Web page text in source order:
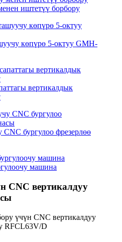
иштетүү борбору
көпүрө 5-октуу GMH-
вертикалдык
бургулоо фрезерлөө
машина
CNC вертикалдуу